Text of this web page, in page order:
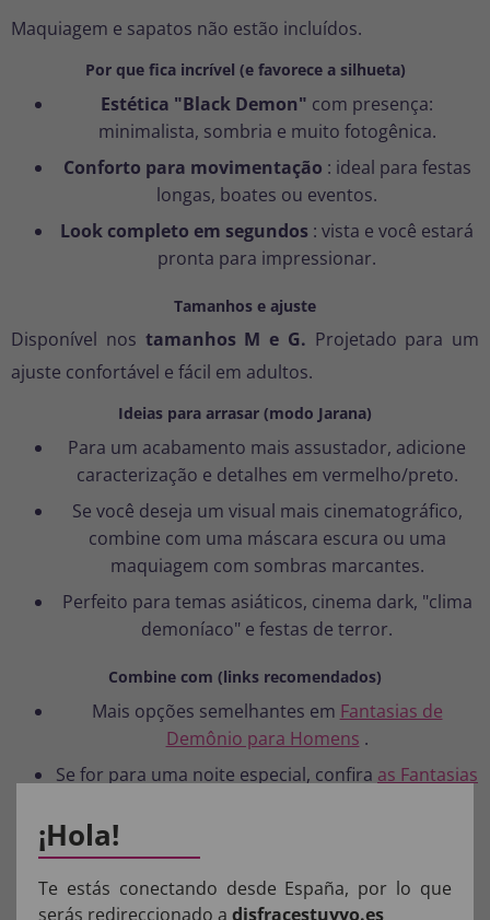
Maquiagem e sapatos não estão incluídos.
Por que fica incrível (e favorece a silhueta)
Estética "Black Demon" com presença:
minimalista, sombria e muito fotogênica.
Conforto para movimentação : ideal para festas
longas, boates ou eventos.
Look completo em segundos : vista e você estará
pronta para impressionar.
Tamanhos e ajuste
Disponível nos tamanhos M e G. Projetado para um
ajuste confortável e fácil em adultos.
Ideias para arrasar (modo Jarana)
Para um acabamento mais assustador, adicione
caracterização e detalhes em vermelho/preto.
Se você deseja um visual mais cinematográfico,
combine com uma máscara escura ou uma
maquiagem com sombras marcantes.
Perfeito para temas asiáticos, cinema dark, "clima
demoníaco" e festas de terror.
Combine com (links recomendados)
Mais opções semelhantes em Fantasias de
Demônio para Homens .
Se for para uma noite especial, confira as Fantasias
Para incorporar o personagem perfeitamente:
Maquiagem para figurinos
Se você busca um impacto extra: Conjunto de
¡Hola!
Te estás conectando desde España, por lo que
serás redireccionado a disfracestuyyo.es